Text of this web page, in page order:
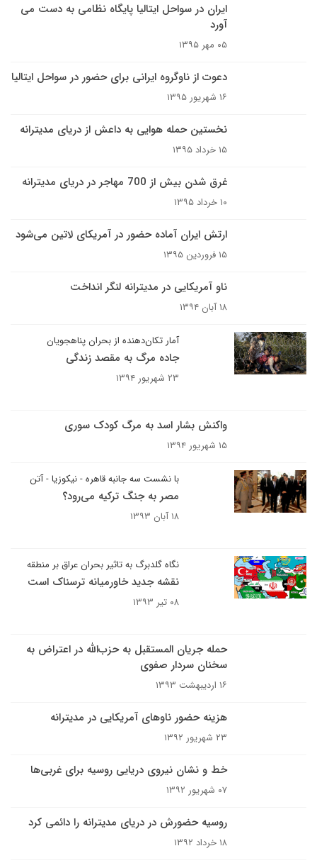
ایران در سواحل ایتالیا پایگاه نظامی به دست می
آورد
۰۵ مهر ۱۳۹۵
دعوت از ناوگروه ایرانی برای حضور در سواحل ایتالیا
۱۶ شهریور ۱۳۹۵
نخستین حمله هوایی به داعش از دریای مدیترانه
۱۵ خرداد ۱۳۹۵
غرق شدن بیش از 700 مهاجر در دریای مدیترانه
۱۰ خرداد ۱۳۹۵
ارتش ایران آماده حضور در آمریکای لاتین می‌شود
۱۵ فروردین ۱۳۹۵
ناو آمریکایی در مدیترانه لنگر انداخت
۱۸ آبان ۱۳۹۴
آمار تکان‌دهنده از بحران پناهجویان
جاده مرگ به مقصد زندگی
۲۳ شهریور ۱۳۹۴
واکنش بشار اسد به مرگ کودک سوری
۱۵ شهریور ۱۳۹۴
با نشست سه جانبه قاهره - نیکوزیا - آتن
مصر به جنگ ترکیه می‌رود؟
۱۸ آبان ۱۳۹۳
نگاه گلدبرگ به تاثیر بحران عراق بر منطقه
نقشه جدید خاورمیانه ترسناک است
۰۸ تیر ۱۳۹۳
حمله جریان المستقبل به حزب‌الله در اعتراض به
سخنان سردار صفوی
۱۶ اردیبهشت ۱۳۹۳
هزینه حضور ناوهای آمریکایی در مدیترانه
۲۳ شهریور ۱۳۹۲
خط و نشان نیروی دریایی روسیه برای غربی‌ها
۰۷ شهریور ۱۳۹۲
روسیه حضورش در دریای مدیترانه را دائمی کرد
۱۸ خرداد ۱۳۹۲